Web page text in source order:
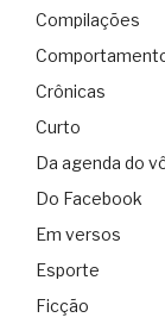
Compilações
Crônicas
Curto
Da agenda do
Do Facebook
Em versos
Esporte
Ficção